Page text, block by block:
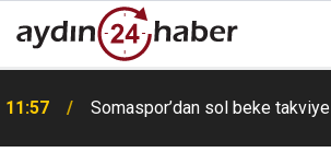
11:57 Somaspor’dan sol beke takviye